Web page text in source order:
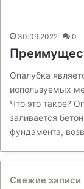
30.09.2022 0
Опалубка
используемых
Что это такое?
заливается
фундамента,
Свежие записи